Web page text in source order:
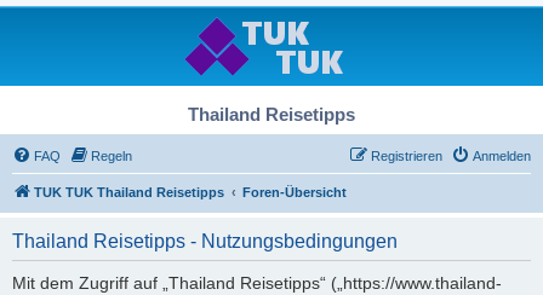
Thailand Reisetipps
FAQ Regeln Anmelden
Registrieren
TUK TUK Thailand Reisetipps Foren-Übersicht
Thailand Reisetipps - Nutzungsbedingungen
Mit dem Zugriff auf „Thailand Reisetipps“ („https://www.thailand-